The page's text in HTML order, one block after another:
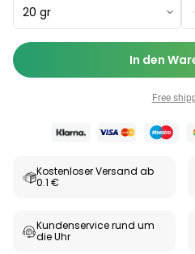
20 gr
In den
Free
Kostenloser Versand ab
0.1 €
Kundenservice rund um
die Uhr